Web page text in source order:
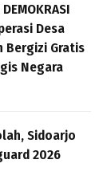
Desa
Bergizi Gratis
Negara
Sidoarjo
2026